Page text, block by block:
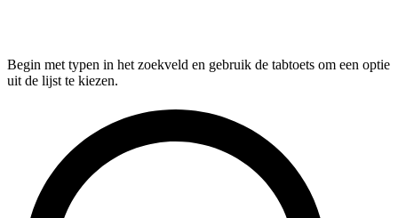
Begin met typen in het zoekveld en gebruik de tabtoets om een optie
uit de lijst te kiezen.